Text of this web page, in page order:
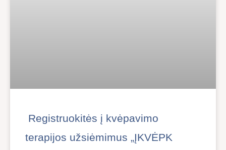
Registruokitės į kvėpavimo
terapijos užsiėmimus „ĮKVĖPK